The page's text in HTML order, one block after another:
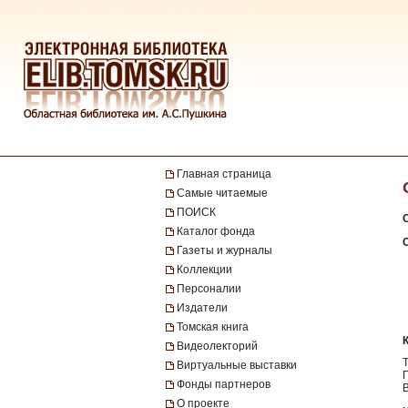
Главная страница
Самые читаемые
ПОИСК
Каталог фонда
Газеты и журналы
Коллекции
Персоналии
Издатели
Томская книга
Видеолекторий
Виртуальные выставки
Фонды партнеров
О проекте